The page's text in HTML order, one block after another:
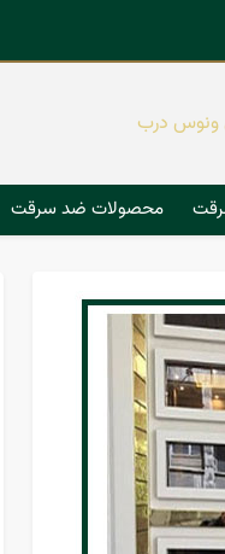
ونوس درب
محصولات ضد سرقت